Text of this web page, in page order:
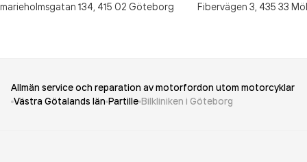
marieholmsgatan 134, 415 02 Göteborg
Fibervägen 3, 435 33
Allmän service och reparation av motorfordon utom motorcyklar
Västra Götalands län Partille Bilkliniken i Göteborg